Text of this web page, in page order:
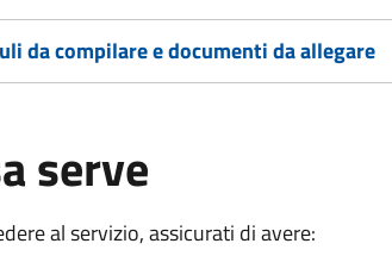
da compilare e documenti da allegare
serve
al servizio, assicurati di avere: